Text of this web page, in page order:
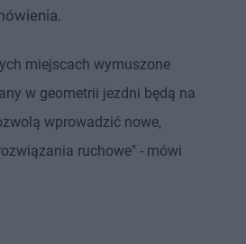
miejscach wymuszone
w geometrii jezdni będą na
wprowadzić nowe,
ruchowe" - mówi